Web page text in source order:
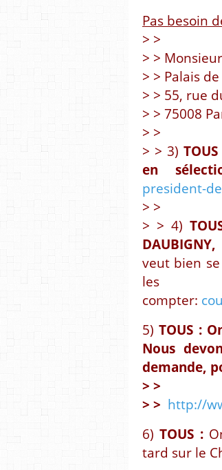
Pas besoin
> >
> >
> > Palais
> > 55, rue
> > 75008
> >
> > 3) TOUS
en
president-
> >
> > 4)
veut bien
compter:
5) TOUS :
Nous
demande,
> >
> > http://
6)TOUS :
tard sur le